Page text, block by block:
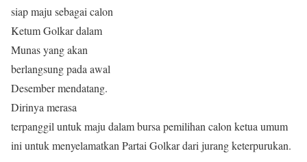
siap maju sebagai calon
Ketum Golkar dalam
Munas yang akan
berlangsung pada awal
Desember mendatang.
Dirinya merasa
terpanggil untuk maju dalam bursa pemilihan calon ketua umum
ini untuk menyelamatkan Partai Golkar dari jurang keterpurukan.